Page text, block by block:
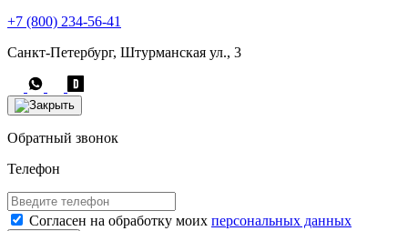
+7 (800) 234-56-41
Санкт-Петербург, Штурманская ул., 3
Обратный звонок
Телефон
Согласен на обработку моих персональных данных